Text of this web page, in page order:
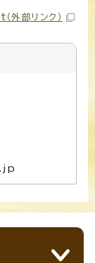
（外部リンク）